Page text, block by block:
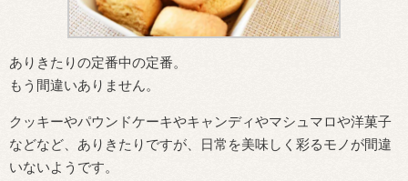
ありきたりの定番中の定番。
もう間違いありません。
クッキーやパウンドケーキやキャンディやマシュマロや洋菓子
などなど、ありきたりですが、日常を美味しく彩るモノが間違
いないようです。